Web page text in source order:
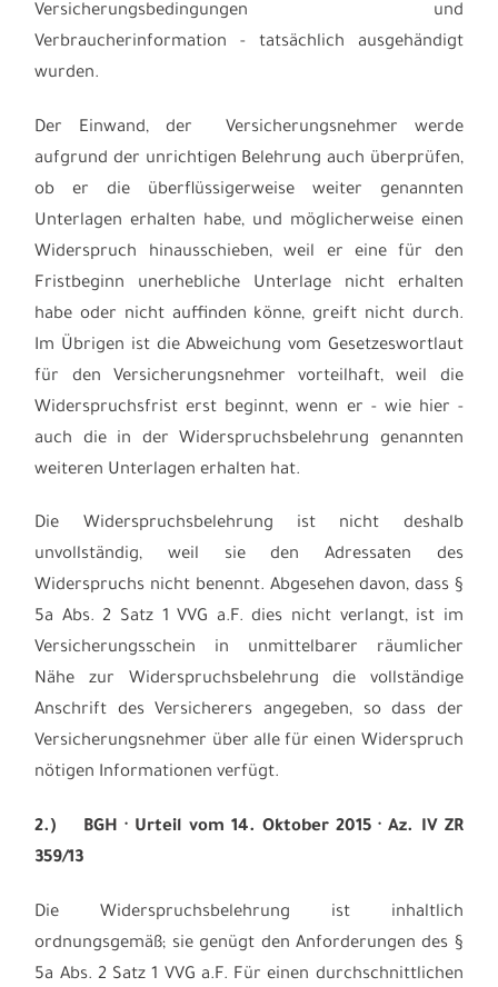
Versicherungsbedingungen und
Verbraucherinformation - tatsächlich ausgehändigt
wurden.
Der Einwand, der Versicherungsnehmer werde
aufgrund der unrichtigen Belehrung auch überprüfen,
ob er die überflüssigerweise weiter genannten
Unterlagen erhalten habe, und möglicherweise einen
Widerspruch hinausschieben, weil er eine für den
Fristbeginn unerhebliche Unterlage nicht erhalten
habe oder nicht auffinden könne, greift nicht durch.
Im Übrigen ist die Abweichung vom Gesetzeswortlaut
für den Versicherungsnehmer vorteilhaft, weil die
Widerspruchsfrist erst beginnt, wenn er - wie hier -
auch die in der Widerspruchsbelehrung genannten
weiteren Unterlagen erhalten hat.
Die Widerspruchsbelehrung ist nicht deshalb
unvollständig, weil sie den Adressaten des
Widerspruchs nicht benennt. Abgesehen davon, dass §
5a Abs. 2 Satz 1 VVG a.F. dies nicht verlangt, ist im
Versicherungsschein in unmittelbarer räumlicher
Nähe zur Widerspruchsbelehrung die vollständige
Anschrift des Versicherers angegeben, so dass der
Versicherungsnehmer über alle für einen Widerspruch
nötigen Informationen verfügt.
2.) BGH · Urteil vom 14. Oktober 2015 · Az. IV ZR
359/13
Die Widerspruchsbelehrung ist inhaltlich
ordnungsgemäß; sie genügt den Anforderungen des §
5a Abs. 2 Satz 1 VVG a.F. Für einen durchschnittlichen